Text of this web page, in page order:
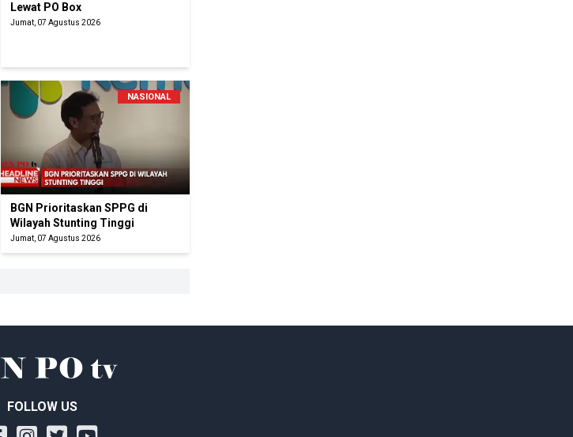
Lewat PO Box
Jumat, 07 Agustus 2026
NASIONAL
BGN Prioritaskan SPPG di
Wilayah Stunting Tinggi
Jumat, 07 Agustus 2026
FOLLOW US